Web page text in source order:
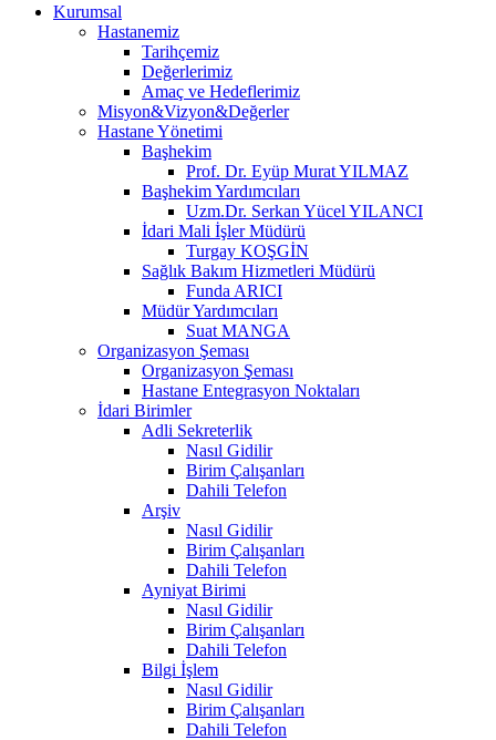
Kurumsal
Hastanemiz
Tarihçemiz
Değerlerimiz
Amaç ve Hedeflerimiz
Misyon&Vizyon&Değerler
Hastane Yönetimi
Başhekim
Prof. Dr. Eyüp Murat YILMAZ
Başhekim Yardımcıları
Uzm.Dr. Serkan Yücel YILANCI
İdari Mali İşler Müdürü
Turgay KOŞGİN
Sağlık Bakım Hizmetleri Müdürü
Funda ARICI
Müdür Yardımcıları
Suat MANGA
Organizasyon Şeması
Organizasyon Şeması
Hastane Entegrasyon Noktaları
İdari Birimler
Adli Sekreterlik
Nasıl Gidilir
Birim Çalışanları
Dahili Telefon
Arşiv
Nasıl Gidilir
Birim Çalışanları
Dahili Telefon
Ayniyat Birimi
Nasıl Gidilir
Birim Çalışanları
Dahili Telefon
Bilgi İşlem
Nasıl Gidilir
Birim Çalışanları
Dahili Telefon